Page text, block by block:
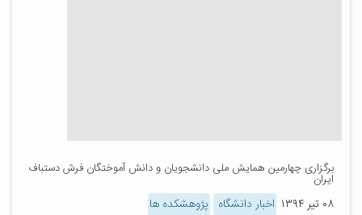
برگزاری چهارمین همایش ملی دانشجویان و دانش آموختگان فرش دستباف
ایران
۰۸ تیر ۱۳۹۴ اخبار دانشگاه پژوهشکده ها